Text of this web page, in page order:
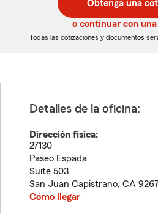
de
5
dígitos
de
5
dígitos
Obtenga una
o continuar con
Todas las cotizaciones y documentos
Detalles de la oficina:
Dirección física:
27130
Paseo Espada
Suite 503
San Juan Capistrano, CA
Cómo llegar